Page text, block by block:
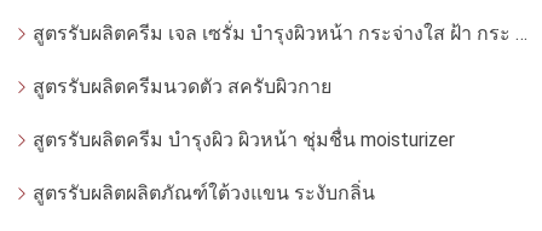
สูตรรับผลิตครีม เจล เซรั่ม บำรุงผิวหน้า กระจ่างใส ฝ้า กระ จุดด่างดำ whitening
สูตรรับผลิตครีมนวดตัว สครับผิวกาย
สูตรรับผลิตครีม บำรุงผิว ผิวหน้า ชุ่มชื่น moisturizer
สูตรรับผลิตผลิตภัณฑ์ใต้วงแขน ระงับกลิ่น